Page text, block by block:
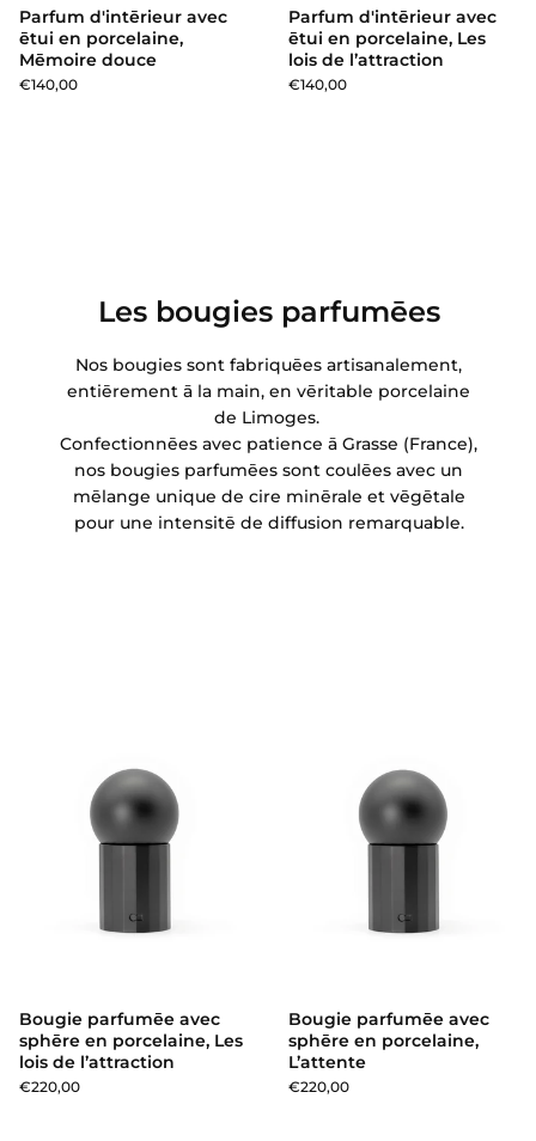
Parfum d'intērieur avec
ētui en porcelaine,
Mēmoire douce
€140,00
Parfum d'intērieur avec
ētui en porcelaine, Les
lois de l’attraction
€140,00
Les bougies parfumēes
Nos bougies sont fabriquēes artisanalement,
entiērement ā la main, en vēritable porcelaine
de Limoges.
Confectionnēes avec patience ā Grasse (France),
nos bougies parfumēes sont coulēes avec un
mēlange unique de cire minērale et vēgētale
pour une intensitē de diffusion remarquable.
Bougie parfumēe avec
sphēre en porcelaine, Les
lois de l’attraction
€220,00
Bougie parfumēe avec
sphēre en porcelaine,
L’attente
€220,00